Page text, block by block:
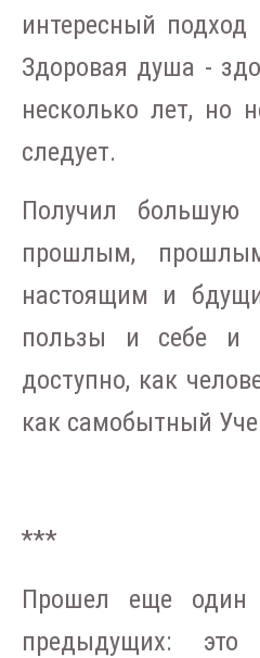
интересный
Здоровая душа -
несколько лет, но
следует.
Получил большую
прошлым,
настоящим и
пользы и себе и
доступно, как
как самобытный
***
Прошел еще
предыдущих: это